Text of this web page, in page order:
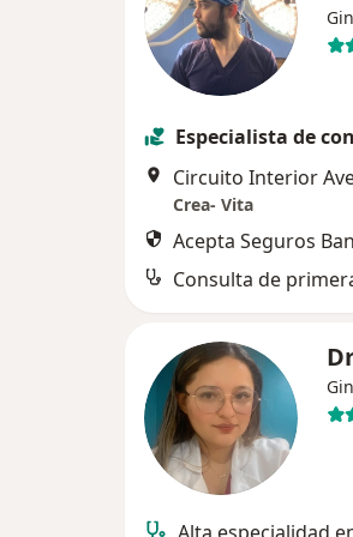
Especialista de
Crea- Vita
Acepta Seguros
Consulta de